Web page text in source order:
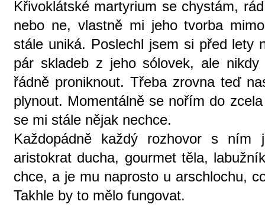
Křivoklátské martyrium se chystám,
nebo ne, vlastně mi jeho tvorba
stále uniká. Poslechl jsem si před lety
pár skladeb z jeho sólovek, ale
řádně proniknout. Třeba zrovna teď
plynout. Momentálně se nořím do
se mi stále nějak nechce.
Každopádně každý rozhovor s
aristokrat ducha, gourmet těla,
chce, a je mu naprosto u arschlochu,
Takhle by to mělo fungovat.